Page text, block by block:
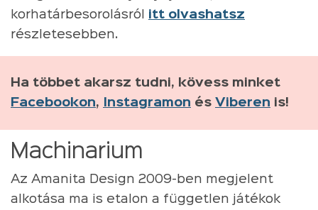
korhatárbesorolásról itt olvashatsz
részletesebben.
Ha többet akarsz tudni, kövess minket
Facebookon, Instagramon és Viberen is!
Machinarium
Az Amanita Design 2009-ben megjelent
alkotása ma is etalon a független játékok